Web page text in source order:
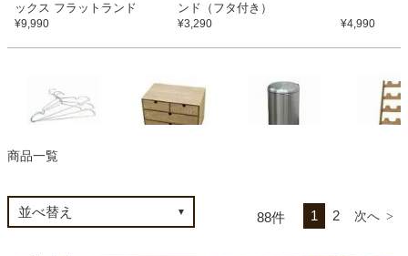
テレビ台・リビング家具
ックス フラットランド
¥9,990
ンド（フタ付き）
¥3,290 ¥4,990
ハンガー
商品一覧
88 1 2